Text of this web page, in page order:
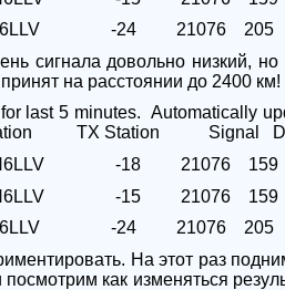
-24 21076 205
сигнала довольно низкий,
на расстоянии до 2400 км!
last 5 minutes. Automatically
TX Station Signal
-18 21076 159
-15 21076 159
-24 21076 205
На этот раз
как изменяться